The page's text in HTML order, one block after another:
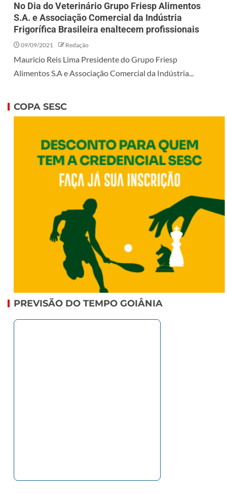
No Dia do Veterinário Grupo Friesp Alimentos
S.A. e Associação Comercial da Indústria
Frigorífica Brasileira enaltecem profissionais
09/09/2021 Redação
Mauricio Reis Lima Presidente do Grupo Friesp
Alimentos S.A e Associação Comercial da Indústria...
COPA SESC
PREVISÃO DO TEMPO GOIÂNIA